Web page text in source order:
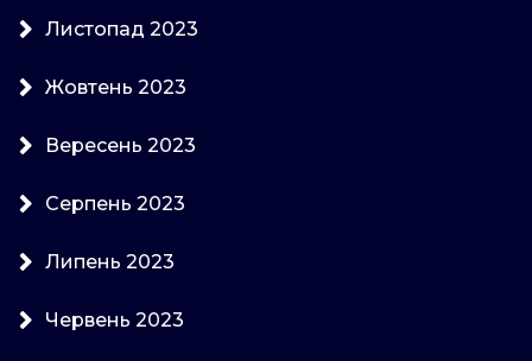
Листопад 2023
Жовтень 2023
Вересень 2023
Серпень 2023
Липень 2023
Червень 2023